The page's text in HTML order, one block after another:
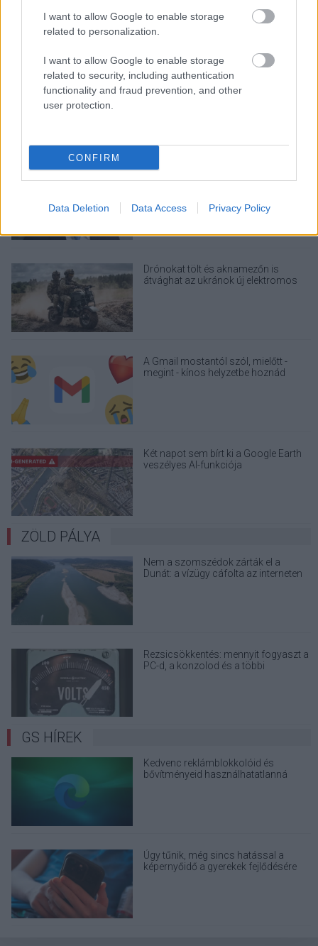
I want to allow Google to enable storage
related to personalization.
I want to allow Google to enable storage
related to security, including authentication
functionality and fraud prevention, and other
user protection.
CONFIRM
Data Deletion Data Access Privacy Policy
takarékos otthonok következő nagy
dobása
Egy idős házaspár 8 milliárd forintért
sem vált meg a család farmjától,
Drónokat tölt és aknamezőn is
átvághat az ukránok új elektromos
A Gmail mostantól szól, mielőtt -
megint - kínos helyzetbe hoznád
Két napot sem bírt ki a Google Earth
veszélyes AI-funkciója
ZÖLD PÁLYA
Nem a szomszédok zárták el a
Dunát: a vízügy cáfolta az interneten
Rezsicsökkentés: mennyit fogyaszt a
PC-d, a konzolod és a többi
GS HÍREK
Kedvenc reklámblokkolóid és
bővítményeid használhatatlanná
Úgy tűnik, még sincs hatással a
képernyőidő a gyerekek fejlődésére